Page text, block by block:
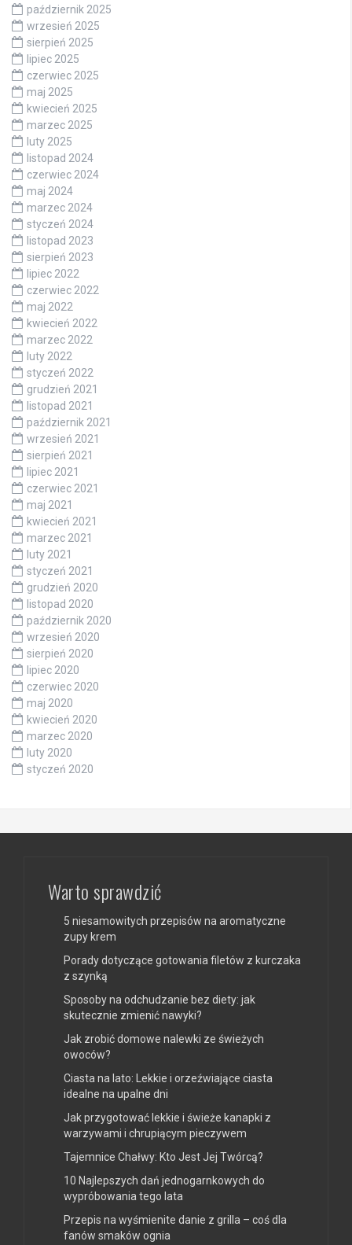
październik 2025
wrzesień 2025
sierpień 2025
lipiec 2025
czerwiec 2025
maj 2025
kwiecień 2025
marzec 2025
luty 2025
listopad 2024
czerwiec 2024
maj 2024
marzec 2024
styczeń 2024
listopad 2023
sierpień 2023
lipiec 2022
czerwiec 2022
maj 2022
kwiecień 2022
marzec 2022
luty 2022
styczeń 2022
grudzień 2021
listopad 2021
październik 2021
wrzesień 2021
sierpień 2021
lipiec 2021
czerwiec 2021
maj 2021
kwiecień 2021
marzec 2021
luty 2021
styczeń 2021
grudzień 2020
listopad 2020
październik 2020
wrzesień 2020
sierpień 2020
lipiec 2020
czerwiec 2020
maj 2020
kwiecień 2020
marzec 2020
luty 2020
styczeń 2020
Warto sprawdzić
5 niesamowitych przepisów na aromatyczne
zupy krem
Porady dotyczące gotowania filetów z kurczaka
z szynką
Sposoby na odchudzanie bez diety: jak
skutecznie zmienić nawyki?
Jak zrobić domowe nalewki ze świeżych
owoców?
Ciasta na lato: Lekkie i orzeźwiające ciasta
idealne na upalne dni
Jak przygotować lekkie i świeże kanapki z
warzywami i chrupiącym pieczywem
Tajemnice Chałwy: Kto Jest Jej Twórcą?
10 Najlepszych dań jednogarnkowych do
wypróbowania tego lata
Przepis na wyśmienite danie z grilla – coś dla
fanów smaków ognia